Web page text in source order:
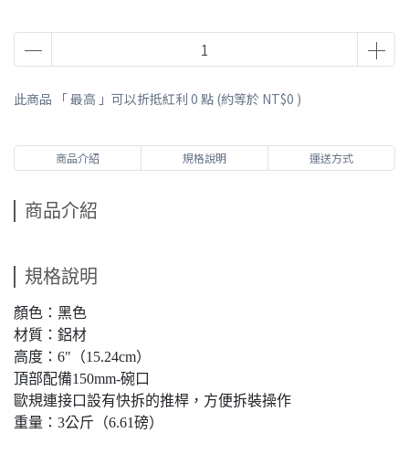
此商品 「 最高 」可以折抵紅利 0 點 (約等於 NT$0 )
商品介紹 規格說明 運送方式
商品介紹
規格說明
顏色：黑色
材質：鋁材
高度：6"（15.24cm）
頂部配備150mm-碗口
歐規連接口設有快拆的推桿，方便拆裝操作
重量：3公斤（6.61磅）